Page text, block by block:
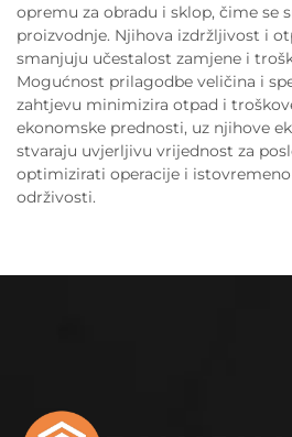
opremu za obradu i sklop, čime se
proizvodnje. Njihova izdržljivost i
smanjuju učestalost zamjene i
Mogućnost prilagodbe veličina i
zahtjevu minimizira otpad i
ekonomske prednosti, uz njihove
stvaraju uvjerljivu vrijednost za
optimizirati operacije i
održivosti.